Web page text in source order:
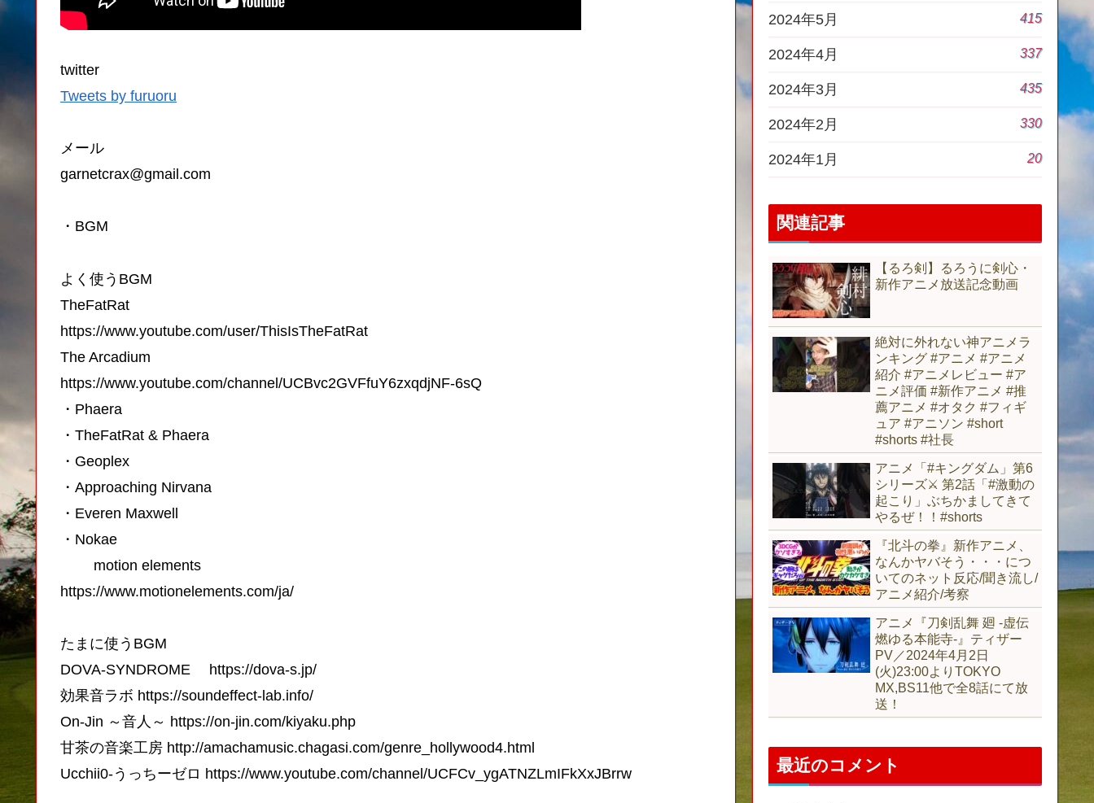
twitter
Tweets by furuoru
メール
garnetcrax@gmail.com
・BGM
よく使うBGM
TheFatRat
https://www.youtube.com/user/ThisIsTheFatRat
The Arcadium
https://www.youtube.com/channel/UCBvc2GVFfuY6zxqdjNF-6sQ
・Phaera
・TheFatRat & Phaera
・Geoplex
・Approaching Nirvana
・Everen Maxwell
・Nokae
motion elements
https://www.motionelements.com/ja/
たまに使うBGM
DOVA-SYNDROME https://dova-s.jp/
効果音ラボ https://soundeffect-lab.info/
On-Jin ～音人～ https://on-jin.com/kiyaku.php
甘茶の音楽工房 http://amachamusic.chagasi.com/genre_hollywood4.html
Ucchii0-うっちーゼロ https://www.youtube.com/channel/UCFCv_ygATNZLmIFkXxJBrrw
2024年5月 415
2024年4月 337
2024年3月 435
2024年2月 330
2024年1月 20
関連記事
【るろ剣】るろうに剣心・
新作アニメ放送記念動画
絶対に外れない神アニメラ
ンキング #アニメ #アニメ
紹介 #アニメレビュー #ア
ニメ評価 #新作アニメ #推
薦アニメ #オタク #フィギ
ュア #アニソン #short
#shorts #社長
アニメ「#キングダム」第6
シリーズ⚔ 第2話「#激動の
起こり」ぶちかましてきて
やるぜ！！#shorts
『北斗の拳』新作アニメ、
なんかヤバそう・・・につ
いてのネット反応/聞き流し/
アニメ紹介/考察
アニメ『刀剣乱舞 廻 -虚伝
燃ゆる本能寺-』ティザー
PV／2024年4月2日
(火)23:00よりTOKYO
MX,BS11他で全8話にて放
送！
最近のコメント